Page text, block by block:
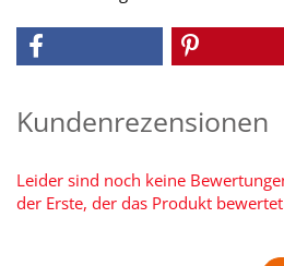
Kundenrezensionen
Leider sind noch keine
der Erste, der das Produkt